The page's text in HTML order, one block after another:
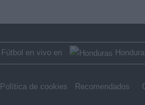
Fútbol en vivo en
Política de cookies Recomendados